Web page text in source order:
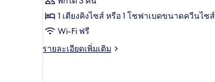
ลัก
ซ์,
ริม
1 เตียงคิงไซส์ หรือ 1 โซฟาเบดขนาดควีนไซส์
Wi-Fi ฟรี
รายละเอียดเพิ่มเติม
ราย